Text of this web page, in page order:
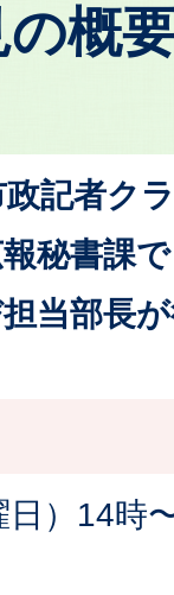
概
記者ク
秘書課
当部長
）14時